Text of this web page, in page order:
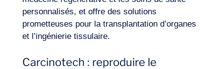
personnalisés, et offre des solutions
prometteuses pour la transplantation d’organes
et l’ingénierie tissulaire.
Carcinotech : reproduire le